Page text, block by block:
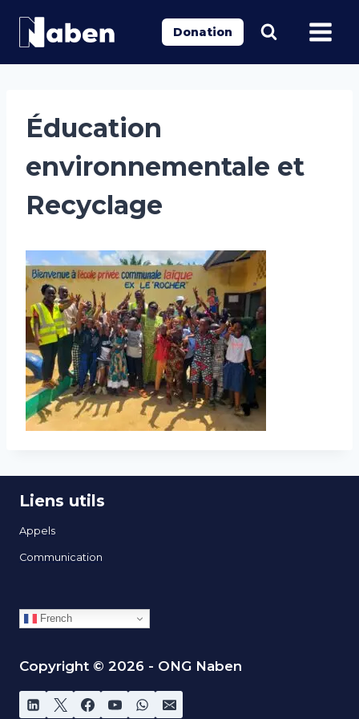
Donation
Éducation
environnementale et
Recyclage
Copyright © 2026 - ONG Naben
Liens utils
Appels
Communication
French